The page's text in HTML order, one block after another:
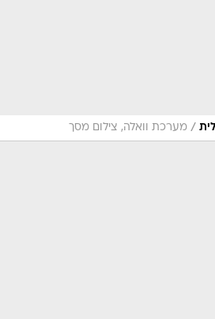
/ מערכת וואלה, צילום מסך